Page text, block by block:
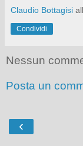
Claudio Bottagisi
Condividi
Nessun
Posta un
‹